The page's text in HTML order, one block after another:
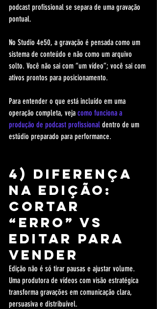
podcast profissional se separa de uma gravação
pontual.
No Studio 4e50, a gravação é pensada como um
sistema de conteúdo e não como um arquivo
solto. Você não sai com “um vídeo”; você sai com
ativos prontos para posicionamento.
Para entender o que está incluído em uma
operação completa, veja como funciona a
produção de podcast profissional dentro de um
estúdio preparado para performance.
4) Diferença
na edição:
cortar
“erro” vs
editar para
vender
Edição não é só tirar pausas e ajustar volume.
Uma produtora de vídeos com visão estratégica
transforma gravações em comunicação clara,
persuasiva e distribuível.